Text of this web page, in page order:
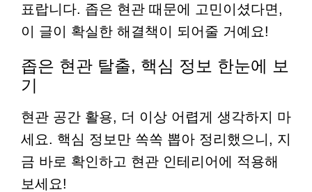
표랍니다. 좁은 현관 때문에 고민이셨다면,
이 글이 확실한 해결책이 되어줄 거예요!
좁은 현관 탈출, 핵심 정보 한눈에 보
기
현관 공간 활용, 더 이상 어렵게 생각하지 마
세요. 핵심 정보만 쏙쏙 뽑아 정리했으니, 지
금 바로 확인하고 현관 인테리어에 적용해
보세요!